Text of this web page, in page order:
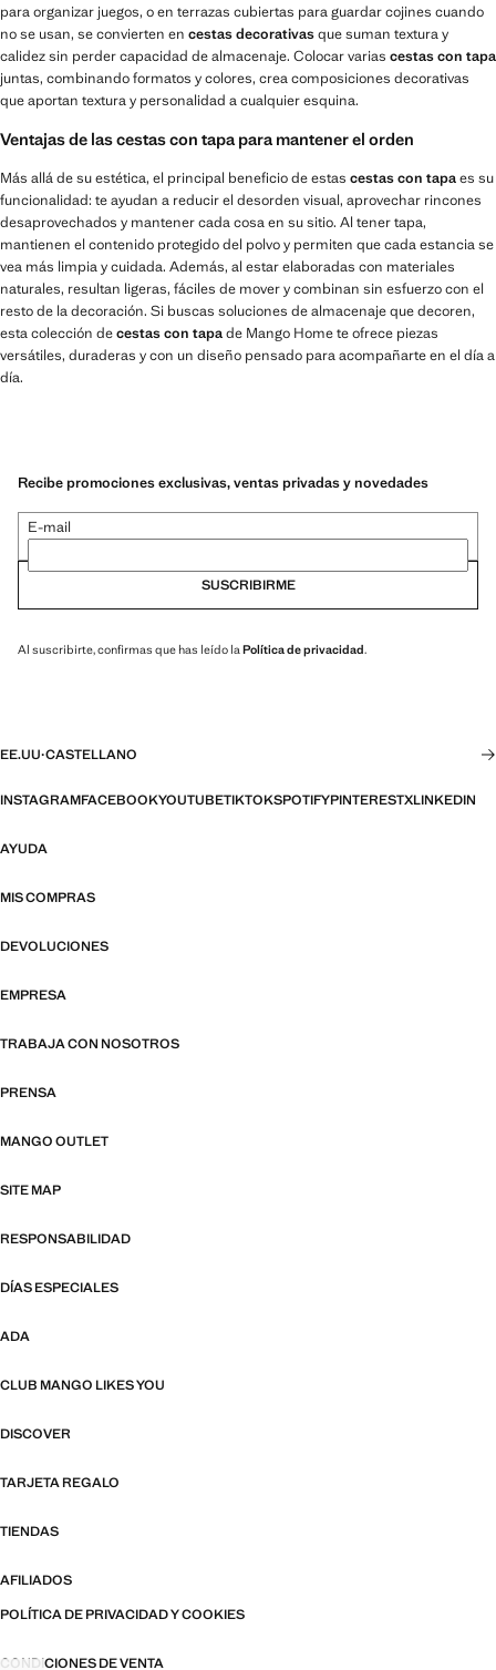
para organizar juegos, o en terrazas cubiertas para guardar cojines cuando
no se usan, se convierten en cestas decorativasque suman textura y
calidez sin perder capacidad de almacenaje. Colocar varias cestas con tapa
juntas, combinando formatos y colores, crea composiciones decorativas
que aportan textura y personalidad a cualquier esquina.
Ventajas de las cestas con tapa para mantener el orden
Más allá de su estética, el principal beneficio de estas cestas con tapaes su
funcionalidad: te ayudan a reducir el desorden visual, aprovechar rincones
desaprovechados y mantener cada cosa en su sitio. Al tener tapa,
mantienen el contenido protegido del polvo y permiten que cada estancia se
vea más limpia y cuidada. Además, al estar elaboradas con materiales
naturales, resultan ligeras, fáciles de mover y combinan sin esfuerzo con el
resto de la decoración. Si buscas soluciones de almacenaje que decoren,
esta colección decestas con tapade Mango Home te ofrece piezas
versátiles, duraderas y con un diseño pensado para acompañarte en el día a
día.
Recibe promociones exclusivas, ventas privadas y novedades
E-mail
SUSCRIBIRME
Al suscribirte, confirmas que has leído laPolítica de privacidad.
EE.UU·CASTELLANO
INSTAGRAMFACEBOOKYOUTUBETIKTOKSPOTIFYPINTERESTXLINKEDIN
AYUDA
MIS COMPRAS
DEVOLUCIONES
EMPRESA
TRABAJA CON NOSOTROS
PRENSA
MANGO OUTLET
SITE MAP
RESPONSABILIDAD
DÍAS ESPECIALES
ADA
CLUB MANGO LIKES YOU
DISCOVER
TARJETA REGALO
TIENDAS
AFILIADOS
POLÍTICA DE PRIVACIDAD Y COOKIES
CONDICIONES DE VENTA